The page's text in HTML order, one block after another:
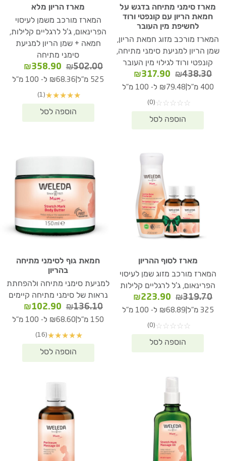
מארז סימני מתיחה בדגש על
חמאת הריון עם קונפטי ורוד
לחשיפת מין העובר
המארז מורכב מזוג חמאת הריון,
שמן הריון למניעת סימני מתיחה,
קונפטי ורוד לגילוי מין העובר
₪438.30
המחיר
המקורי
₪438.30.
₪317.90
המחיר
הנוכחי
400 מ"ל ₪79.48 ל- 100 מ"ל
☆
☆
☆
☆
☆
(0)
מארז הריון מלא
המארז מורכב משמן לעיסוי
הפרינאום, ג'ל לרגליים קלילות,
חמאה + שמן הריון למניעת
סימני מתיחה
₪502.00
המחיר
המקורי
₪502.00.
₪358.90
הנוכחי
525 מ"ל ₪68.36 ל- 100 מ"ל
★
★
★
★
★
(1)
מארז לסוף ההריון
המארז מורכב מזוג שמן לעיסוי
הפרינאום, ג'ל לרגליים קלילות
₪319.70
המחיר
המקורי
₪319.70.
₪223.90
המחיר
הנוכחי
325 מ"ל ₪68.89 ל- 100 מ"ל
☆
☆
☆
☆
☆
(0)
חמאת גוף לסימני מתיחה
בהריון
למניעת סימני מתיחה ולהפחתת
נראות של סימני מתיחה קיימים
₪136.10
המחיר
המקורי
₪136.10.
₪102.90
הנוכחי
150 מ"ל ₪68.60 ל- 100 מ"ל
★
★
★
★
★
(16)